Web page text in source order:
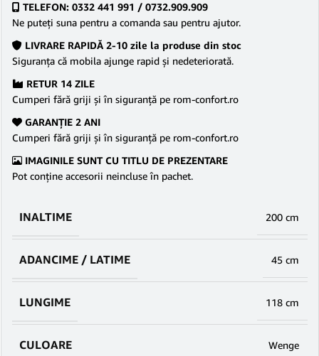
TELEFON: 0332 441 991 / 0732.909.909
Ne puteţi suna pentru a comanda sau pentru ajutor.
LIVRARE RAPIDĂ 2-10 zile la produse din stoc
Siguranţa că mobila ajunge rapid şi nedeteriorată.
RETUR 14 ZILE
Cumperi fără griji şi în siguranţă pe rom-confort.ro
GARANŢIE 2 ANI
Cumperi fără griji şi în siguranţă pe rom-confort.ro
IMAGINILE SUNT CU TITLU DE PREZENTARE
Pot conține accesorii neincluse în pachet.
INALTIME 200 cm
ADANCIME / LATIME 45 cm
LUNGIME 118 cm
CULOARE Wenge